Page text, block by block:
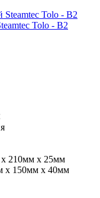
Tolo - B2
х 210мм х 25мм
х 150мм х 40мм